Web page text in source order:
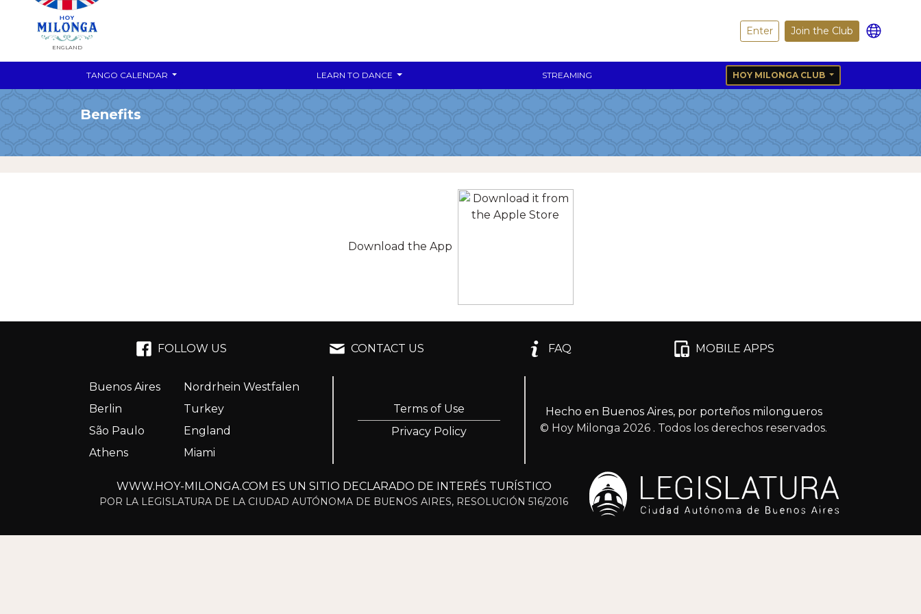
ENGLAND
Enter Join the Club
TANGO CALENDAR LEARN TO DANCE STREAMING HOY MILONGA CLUB
Benefits
Download the App
FOLLOW US CONTACT US FAQ MOBILE APPS
Buenos Aires
Nordrhein Westfalen
Berlin
Turkey
São Paulo
England
Athens
Miami
Terms of Use
Privacy Policy
Hecho en Buenos Aires, por porteños milongueros
© Hoy Milonga 2026 . Todos los derechos reservados.
WWW.HOY-MILONGA.COM ES UN SITIO DECLARADO DE INTERÉS TURÍSTICO
POR LA LEGISLATURA DE LA CIUDAD AUTÓNOMA DE BUENOS AIRES, RESOLUCIÓN 516/2016